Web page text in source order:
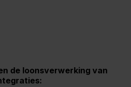
de loonsverwerking van